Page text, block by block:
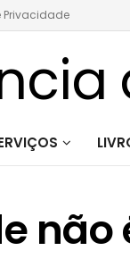
Privacidade
não